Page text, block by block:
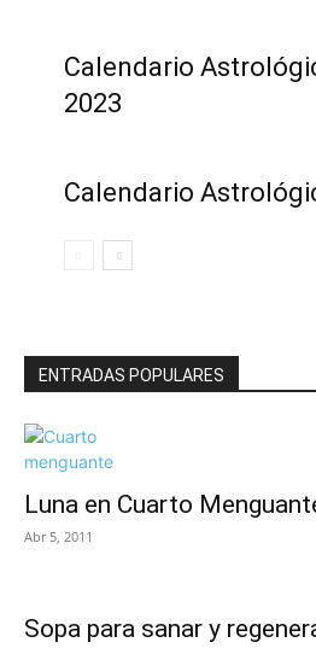
Calendario
2023
Calendario
ENTRADAS POPULARES
Luna en Cuarto
Abr 5, 2011
Sopa para sanar y